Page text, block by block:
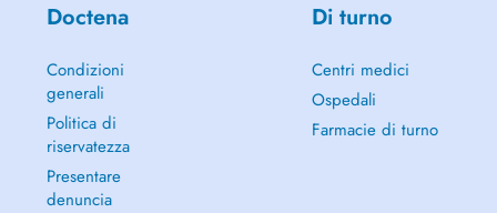
Doctena
Condizioni
generali
Politica di
riservatezza
Presentare
denuncia
Di turno
Centri medici
Ospedali
Farmacie di turno